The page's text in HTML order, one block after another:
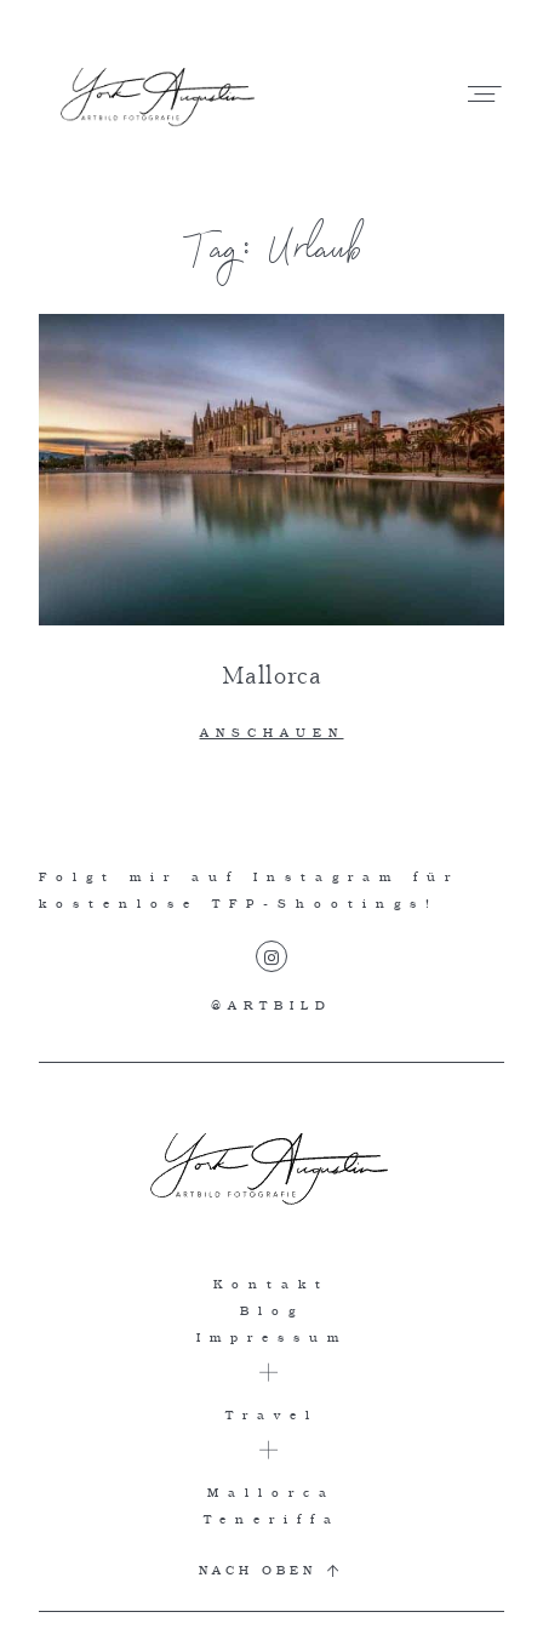
Start
Portfolio
Tag: Urlaub
Mallorca
ANSCHAUEN
Folgt mir auf Instagram für
kostenlose TFP-Shootings!
@ARTBILD
Kontakt
Blog
Impressum
Travel
Mallorca
Teneriffa
NACH OBEN
Portfolio
Kontakt
Blog
Über mich
Newsletter